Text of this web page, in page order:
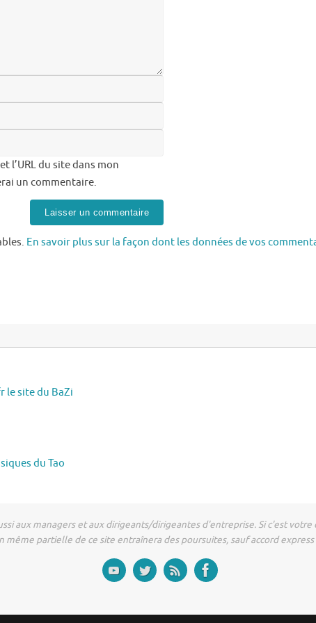
l’URL du site dans mon
un commentaire.
En savoir plus sur la façon dont les données de vos
le site du BaZi
du Tao
aux managers et aux dirigeants/dirigeantes d'entreprise. Si c'est votre
même partielle de ce site entraînera des poursuites, sauf accord